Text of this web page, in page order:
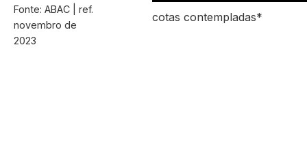
Fonte: ABAC | ref.
novembro de
2023
cotas contempladas*